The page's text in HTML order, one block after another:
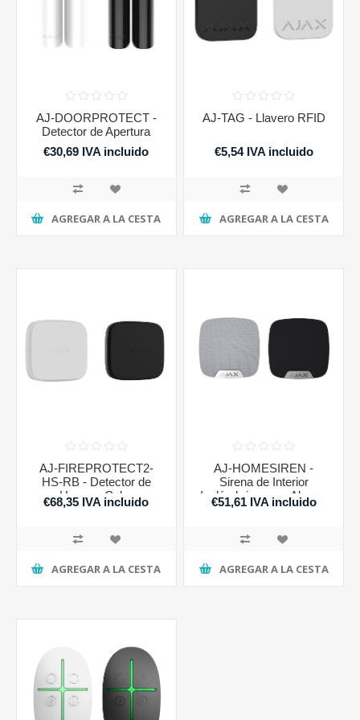
AJ-DOORPROTECT -
Detector de Apertura
€30,69 IVA incluido
AGREGAR A LA CESTA
AJ-TAG - Llavero RFID
€5,54 IVA incluido
AGREGAR A LA CESTA
AJ-FIREPROTECT2-
HS-RB - Detector de
Humo y Calor
€68,35 IVA incluido
AGREGAR A LA CESTA
AJ-HOMESIREN -
Sirena de Interior
Inalámbrica para Alarma
€51,61 IVA incluido
AGREGAR A LA CESTA